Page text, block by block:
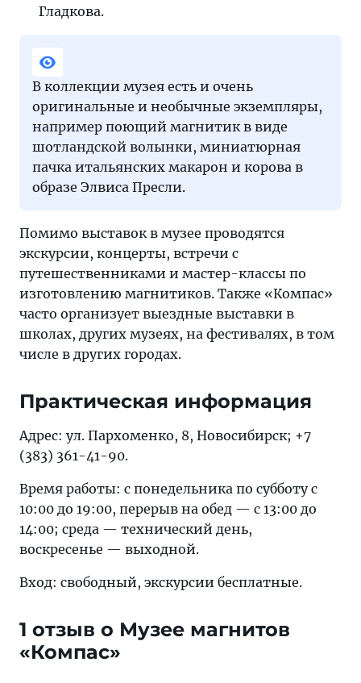
Гладкова.
В коллекции музея есть и очень
оригинальные и необычные экземпляры,
например поющий магнитик в виде
шотландской волынки, миниатюрная
пачка итальянских макарон и корова в
образе Элвиса Пресли.
Помимо выставок в музее проводятся
экскурсии, концерты, встречи с
путешественниками и мастер-классы по
изготовлению магнитиков. Также «Компас»
часто организует выездные выставки в
школах, других музеях, на фестивалях, в том
числе в других городах.
Практическая информация
Адрес: ул. Пархоменко, 8, Новосибирск; +7
(383) 361-41-90.
Время работы: с понедельника по субботу с
10:00 до 19:00, перерыв на обед — с 13:00 до
14:00; среда — технический день,
воскресенье — выходной.
Вход: свободный, экскурсии бесплатные.
1 отзыв о Музее магнитов
«Компас»